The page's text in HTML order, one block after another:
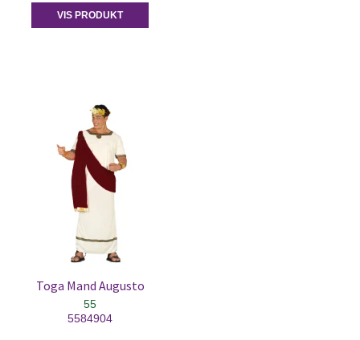
VIS PRODUKT
Toga Mand Augusto
55
5584904